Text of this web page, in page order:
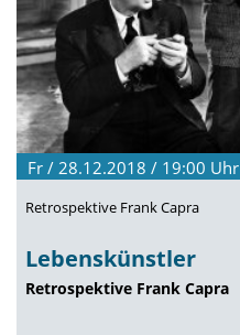
Fr / 28.12.2018 / 19:00 Uhr
Retrospektive Frank Capra
Lebenskünstler
Retrospektive Frank Capra